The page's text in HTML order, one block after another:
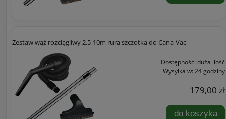
Zestaw wąż rozciągliwy 2,5-10m rura szczotka do Cana-Vac
Dostępność: duża ilość
Wysyłka w: 24 godziny
179,00 zł
do koszyka